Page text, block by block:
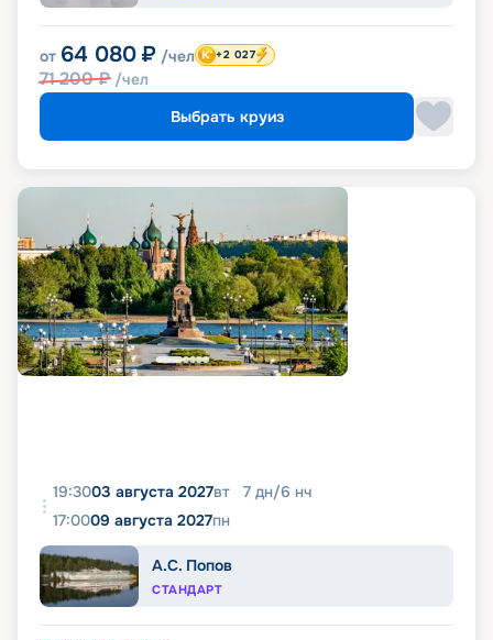
от 64 080 ₽ /чел
71 200₽ /чел
+2 027
Выбрать круиз
19:3003 августа 2027вт 7 дн/6 нч
17:0009 августа 2027пн
А.С. Попов
СТАНДАРТ